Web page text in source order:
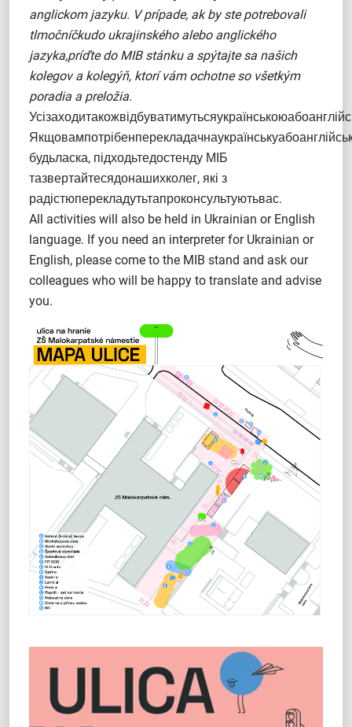
anglickom jazyku. V prípade, ak by ste potrebovali
tlmočníčkudo ukrajinského alebo anglického
jazyka,príďte do MIB stánku a spýtajte sa našich
kolegov a kolegýň, ktorí vám ochotne so všetkým
poradia a preložia.
будьласка, підходьтедостенду МІБ
тазвертайтесядонашихколег, які з
радістюперекладутьтапроконсультуютьвас.
All activities will also be held in Ukrainian or English
language. If you need an interpreter for Ukrainian or
English, please come to the MIB stand and ask our
colleagues who will be happy to translate and advise
you.